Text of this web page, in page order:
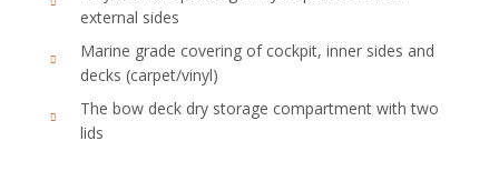
external sides
Marine grade covering of cockpit, inner sides and
decks (carpet/vinyl)
The bow deck dry storage compartment with two
lids